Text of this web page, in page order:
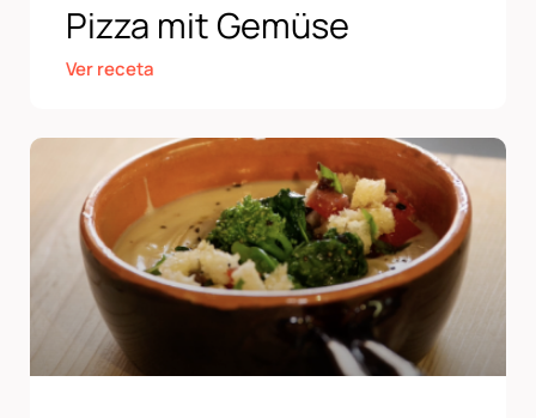
Pizza mit Gemüse
Ver receta